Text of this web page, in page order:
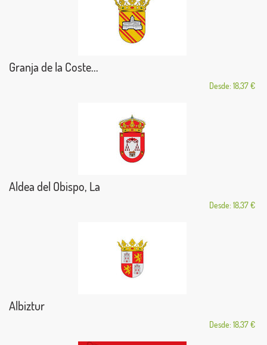
Granja de la Coste...
Desde: 18,37 €
Aldea del Obispo, La
Desde: 18,37 €
Albiztur
Desde: 18,37 €